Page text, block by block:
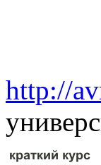
http://